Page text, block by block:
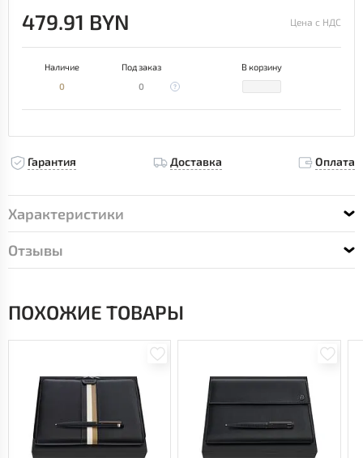
479.91 BYN Цена с НДС
Наличие Под заказ
В корзину
0
0
Гарантия Доставка Оплата
Характеристики
Отзывы
ПОХОЖИЕ ТОВАРЫ